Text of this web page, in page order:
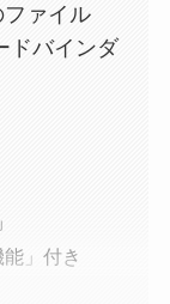
ァイル
ドバインダ
」付き